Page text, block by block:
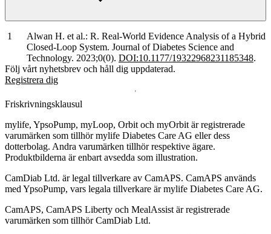
Alwan H. et al.: R. Real-World Evidence Analysis of a Hybrid
Closed-Loop System. Journal of Diabetes Science and
Technology. 2023;0(0). DOI:10.1177/19322968231185348.
Följ vårt nyhetsbrev och håll dig uppdaterad.
Registrera dig
Friskrivningsklausul
mylife, YpsoPump, myLoop, Orbit och myOrbit är registrerade
varumärken som tillhör mylife Diabetes Care AG eller dess
dotterbolag. Andra varumärken tillhör respektive ägare.
Produktbilderna är enbart avsedda som illustration.
CamDiab Ltd. är legal tillverkare av CamAPS. CamAPS används
med YpsoPump, vars legala tillverkare är mylife Diabetes Care AG.
CamAPS, CamAPS Liberty och MealAssist är registrerade
varumärken som tillhör CamDiab Ltd.